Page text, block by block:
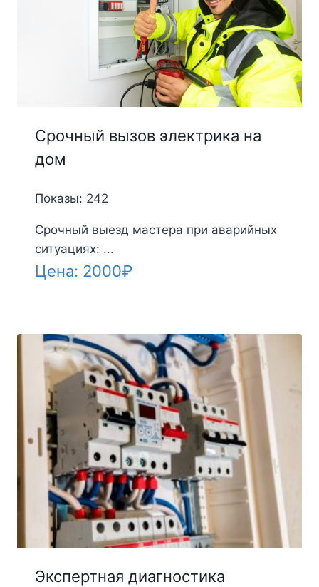
Срочный вызов электрика на
дом
Показы: 242
Срочный выезд мастера при аварийных
ситуациях: ...
Цена: 2000₽
Экспертная диагностика